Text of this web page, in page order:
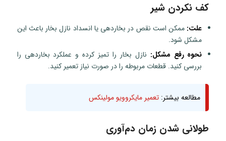
کف نکردن شیر
علت: ممکن است نقص در بخاردهی یا انسداد نازل بخار باعث این
مشکل شود.
نحوه رفع مشکل: نازل بخار را تمیز کرده و عملکرد بخاردهی را
بررسی کنید. قطعات مربوطه را در صورت نیاز تعمیر کنید.
مطالعه بیشتر: تعمیر مایکروویو مولینکس
طولانی شدن زمان دم‌آوری